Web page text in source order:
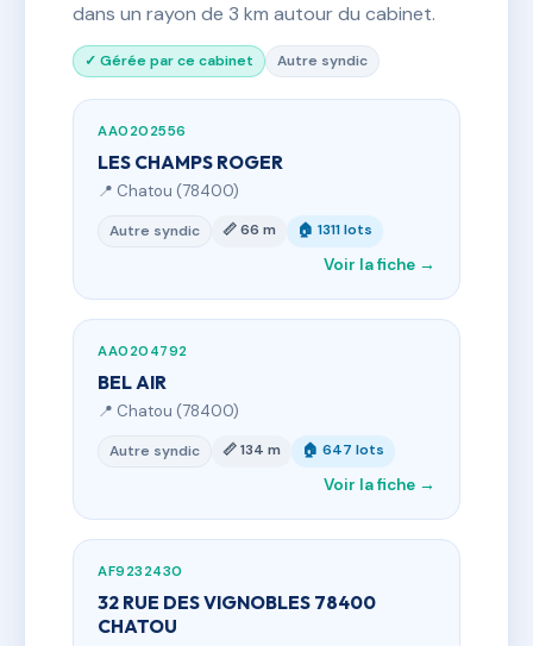
dans un rayon de 3 km autour du cabinet.
✓ Gérée par ce cabinet Autre syndic
AA0202556
LES CHAMPS ROGER
📍 Chatou (78400)
Autre syndic 📏 66 m 🏠 1311 lots
Voir la fiche →
AA0204792
BEL AIR
📍 Chatou (78400)
Autre syndic 📏 134 m 🏠 647 lots
Voir la fiche →
AF9232430
32 RUE DES VIGNOBLES 78400
CHATOU